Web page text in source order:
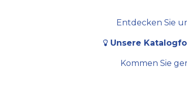
Entdecken Sie
Unsere
Kommen Sie